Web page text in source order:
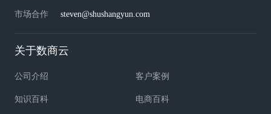
市场合作 steven@shushangyun.com
关于数商云
公司介绍 客户案例
知识百科 电商百科